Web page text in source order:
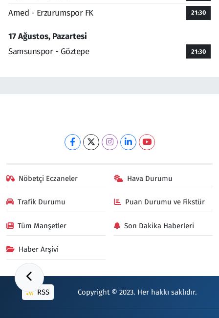
Amed - Erzurumspor FK 21:30
17 Ağustos, Pazartesi
Samsunspor - Göztepe
21:30
Nöbetçi Eczaneler Hava Durumu
Trafik Durumu Puan Durumu ve Fikstür
Tüm Manşetler Son Dakika Haberleri
Haber Arşivi
RSS Copyright © 2023. Her hakkı saklıdır.